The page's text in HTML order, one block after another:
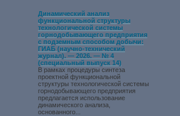
Динамический анализ
функциональной структуры
технологической системы
горнодобывающего предприятия
с подземным способом добычи:
ГИАБ (научно-технический
журнал). — 2026. — № 4
(специальный выпуск 14)
В рамках процедуры синтеза
проектной функциональной
структуры технологической системы
горнодобывающего предприятия
предлагается использование
динамического анализа,
основанного...